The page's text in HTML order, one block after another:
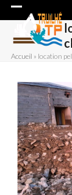
Skip
Open
mobile
menu
Close
mobile
menu
Accueil » location